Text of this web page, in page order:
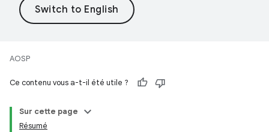
AOSP
Ce contenu vous a-t-il été utile ?
Sur cette page
Résumé